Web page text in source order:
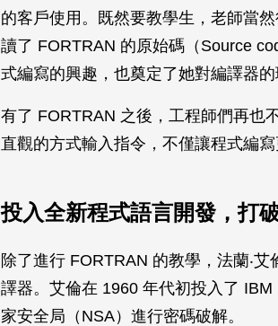
的客戶使用。既然要教學生，老師當
讀了 FORTRAN 的原始碼（Source
式編寫的興趣，也奠定了她對編譯器的
有了 FORTRAN 之後，工程師們再也
直觀的方式輸入指令，不僅讓程式編
投入全新程式語言開發，打
除了進行 FORTRAN 的教學，法蘭‧
譯器。艾倫在 1960 年代初投入了
家安全局（NSA）進行密碼破解。